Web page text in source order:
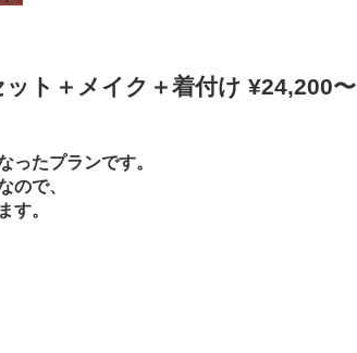
ット＋メイク＋着付け ¥24,200〜
ったプランです。
ので、
す。